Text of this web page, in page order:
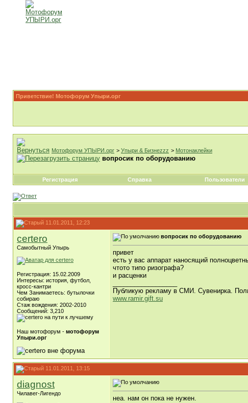
Приветствие! Мотофорум Упыри.орг
Мотофорум УПЫРИ.орг > Упыри & Бизнеzzz > Мотонаклейки
вопросик по оборудованию
Регистрация Справка Пользователи
11.01.2011, 12:23
certero
Самобытный Упырь
Регистрация: 15.02.2009
Интересы: история, футбол,
кросс-кантри
Чем Занимаетесь: бутылочки
собираю
Стаж вождения: 2002-2010
Сообщений: 3,210
Наш мотофорум - мотофорум
Упыри.орг
вопросик по оборудованию
привет
есть у вас аппарат наносящий
чтото типо ризографа?
и расценки
Публикую рекламу в СМИ. Сувенирка.
www.ramir.gift.su
11.01.2011, 13:15
diagnost
Чилавег-Лигендо
неа. нам он пока не нужен.